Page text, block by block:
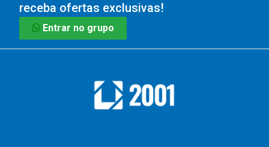
receba ofertas exclusivas!
Entrar no grupo